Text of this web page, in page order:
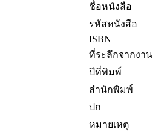
ชื่อหนังสือ
รหัสหนังสือ
ISBN
ที่ระลึกจากงาน
ปีที่พิมพ์
สำนักพิมพ์
ปก
หมายเหตุ